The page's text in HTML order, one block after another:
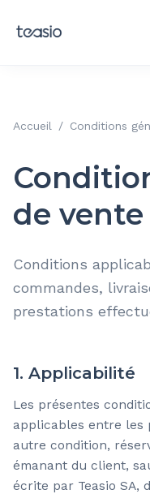
Accueil / Conditions
de vente
Conditions
commandes,
prestations
1. Applicabilité
Les présentes
applicables entre les
autre condition,
émanant du client,
écrite par Teasio SA,